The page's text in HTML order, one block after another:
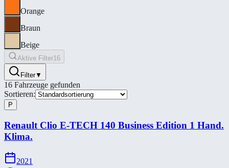
Orange
Braun
Beige
Aktive Filter16
Filter▼
16 Fahrzeuge gefunden
Sortieren:
P
Renault Clio E-​TECH 140 Business Edition 1 Hand.
Klima.
2021